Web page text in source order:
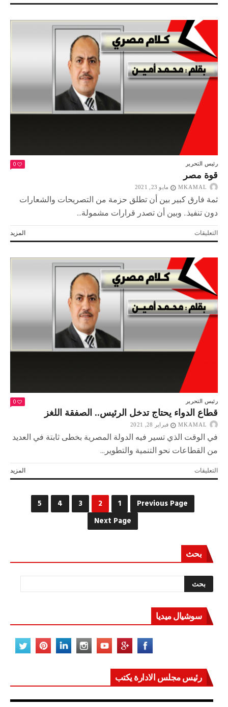
جيبوتي..
تاريخية
ودلالات
استراتيجية
مغلقة
رئيس التحرير 0
قوة مصر
MKAMAL مايو 23, 2021
ثمة فارق كبير بين أن تطلق حزمة من التصريحات والشعارات
دون تنفيذ.. وبين أن تصدر قرارات مشمولة...
المزيد التعليقاتعلى
قوة
مغلقة
رئيس التحرير 0
قطاع الدواء يحتاج تدخل الرئيس.. الصفقة اللغز
MKAMAL فبراير 28, 2021
في الوقت الذي تسير فيه الدولة المصرية بخطى ثابتة في العديد
من القطاعات نحو التنمية والتطوير...
المزيد التعليقاتعلى
قطاع
مغلقة
Previous Page
Next Page
بحث
سوشيال ميديا
رئيس مجلس الادارة يكتب
مصر تعيد للعالم اتزانه